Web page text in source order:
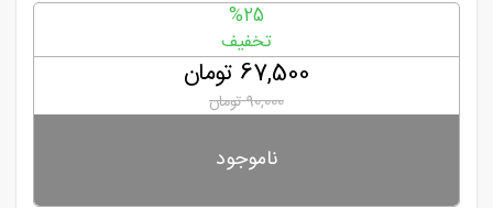
%25
تخفیف
67,500 تومان
90,000 تومان
ناموجود